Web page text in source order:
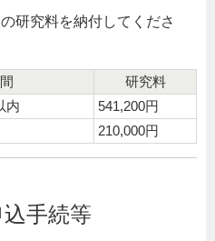
研究料を納付してくださ
研究料
内
541,200円
210,000円
手続等